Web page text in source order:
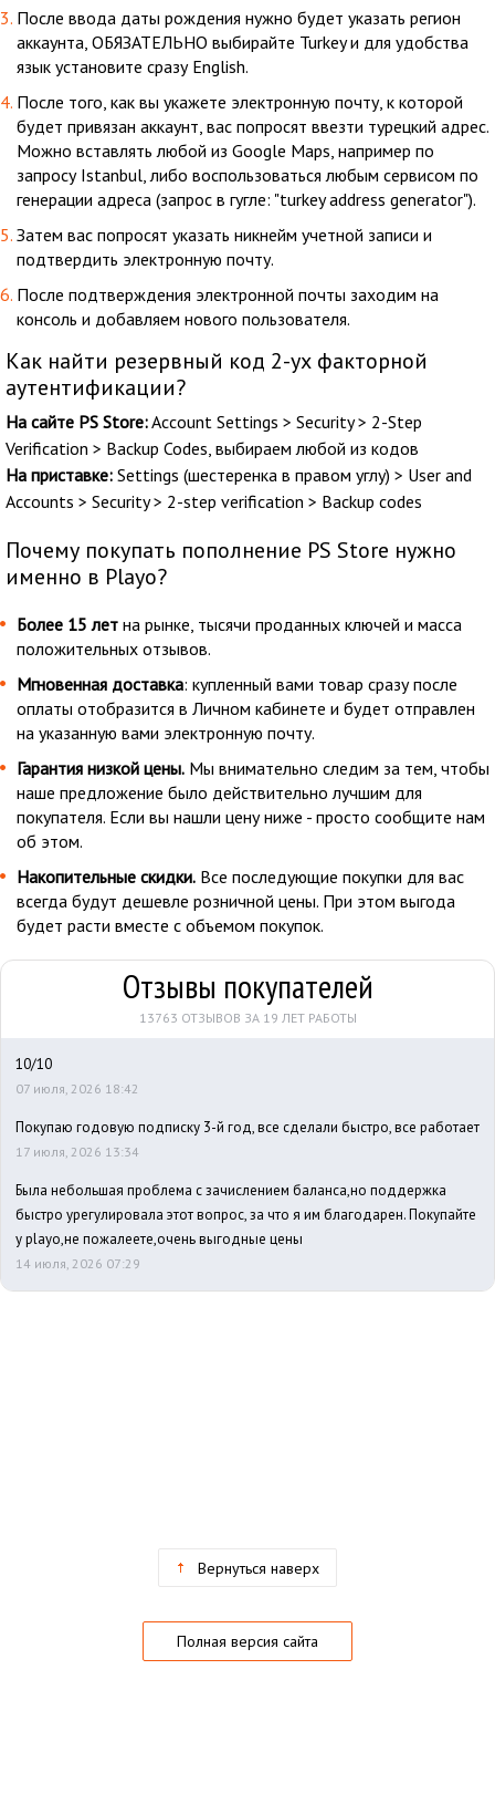
После ввода даты рождения нужно будет указать регион
аккаунта, ОБЯЗАТЕЛЬНО выбирайте Turkey и для удобства
язык установите сразу English.
После того, как вы укажете электронную почту, к которой
будет привязан аккаунт, вас попросят ввезти турецкий адрес.
Можно вставлять любой из Google Maps, например по
запросу Istanbul, либо воспользоваться любым сервисом по
генерации адреса (запрос в гугле: "turkey address generator").
Затем вас попросят указать никнейм учетной записи и
подтвердить электронную почту.
После подтверждения электронной почты заходим на
консоль и добавляем нового пользователя.
Как найти резервный код 2-ух факторной
аутентификации?
На сайте PS Store:Account Settings > Security > 2-Step
Verification > Backup Codes, выбираем любой из кодов
На приставке: Settings (шестеренка в правом углу) > User and
Accounts > Security > 2-step verification > Backup codes
Почему покупать пополнение PS Store нужно
именно в Playo?
Более 15 лет на рынке, тысячи проданных ключей и масса
положительных отзывов.
Мгновенная доставка: купленный вами товар сразу после
оплаты отобразится в Личном кабинете и будет отправлен
на указанную вами электронную почту.
Гарантия низкой цены. Мы внимательно следим за тем, чтобы
наше предложение было действительно лучшим для
покупателя. Если вы нашли цену ниже - просто сообщите нам
об этом.
Накопительные скидки. Все последующие покупки для вас
всегда будут дешевле розничной цены. При этом выгода
будет расти вместе с объемом покупок.
Отзывы покупателей
13763 ОТЗЫВОВ ЗА 19 ЛЕТ РАБОТЫ
10/10
07 июля, 2026 18:42
Покупаю годовую подписку 3-й год, все сделали быстро, все работает
17 июля, 2026 13:34
Была небольшая проблема с зачислением баланса,но поддержка
быстро урегулировала этот вопрос, за что я им благодарен. Покупайте
у playo,не пожалеете,очень выгодные цены
14 июля, 2026 07:29
Вернуться наверх
Полная версия сайта